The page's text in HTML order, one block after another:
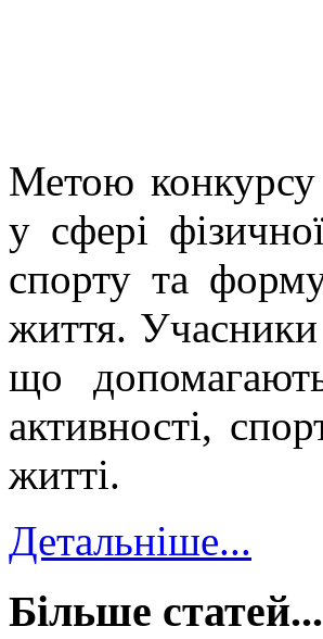
Метою конкурсу
у сфері
спорту та
життя. Учасники
що
активності,
житті.
Детальніше...
Більше статей...